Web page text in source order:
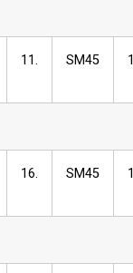
11. SM45
16. SM45